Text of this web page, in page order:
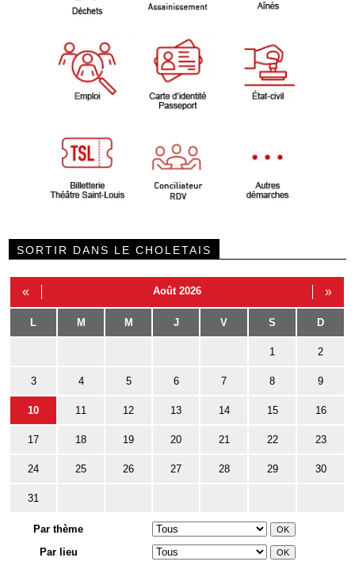
SORTIR DANS LE CHOLETAIS
« Août 2026 »
L M M J V S D
1 2
3 4 5 6 7 8 9
10 11 12 13 14 15 16
17 18 19 20 21 22 23
24 25 26 27 28 29 30
31
Par thème
Par lieu